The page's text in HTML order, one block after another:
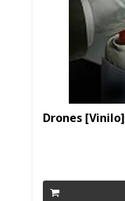
Drones [Vinilo]